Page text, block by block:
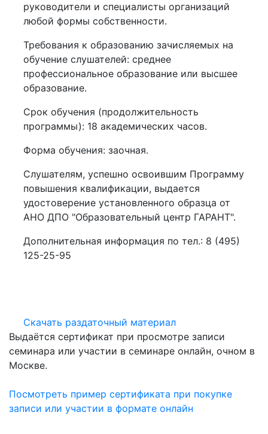
руководители и специалисты организаций
любой формы собственности.
Требования к образованию зачисляемых на
обучение слушателей: среднее
профессиональное образование или высшее
образование.
Срок обучения (продолжительность
программы): 18 академических часов.
Форма обучения: заочная.
Слушателям, успешно освоившим Программу
повышения квалификации, выдается
удостоверение установленного образца от
АНО ДПО "Образовательный центр ГАРАНТ".
Дополнительная информация по тел.: 8 (495)
125-25-95
Скачать раздаточный материал
Выдаётся сертификат при просмотре записи
семинара или участии в семинаре онлайн, очном в
Москве.
Посмотреть пример сертификата при покупке
записи или участии в формате онлайн